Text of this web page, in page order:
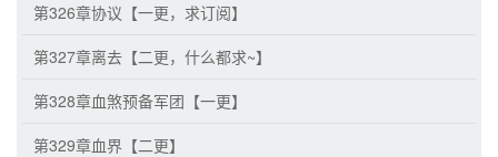
第326章协议【一更，求订阅】
第327章离去【二更，什么都求~】
第328章血煞预备军团【一更】
第329章血界【二更】